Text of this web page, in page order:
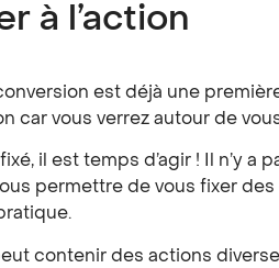
à l’action
est déjà une
car vous verrez autour de
il est temps d’agir ! Il n’y a
permettre de vous fixer
contenir des actions